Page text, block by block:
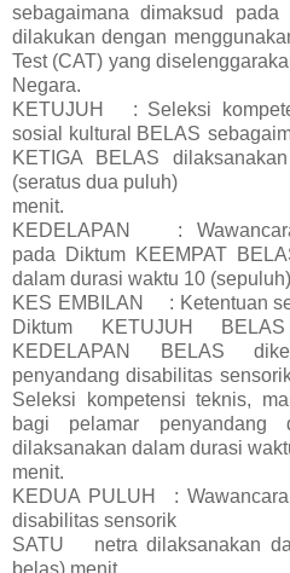
sebagaimana dimaksud
dilakukan dengan
Test (CAT) yang
Negara.
KETUJUH
: Seleksi
sosial kultural BELAS
KETIGA BELAS
(seratus dua puluh)
menit.
KEDELAPAN
:
pada Diktum KEEMPAT
dalam durasi waktu 10
KES EMBILAN
: Ketentuan
Diktum KETUJUH BELAS
KEDELAPAN BELAS
penyandang disabilitas
Seleksi kompetensi teknis,
bagi pelamar penyandang
dilaksanakan dalam durasi
menit.
KEDUA PULUH
:
disabilitas sensorik
SATU
netra dilaksanakan
belas) menit.